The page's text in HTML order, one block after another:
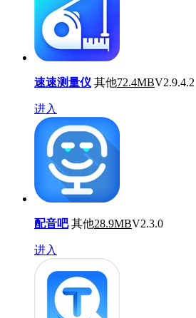
速速测量仪 其他72.4MBV2.9.4.2
进入
配音吧 其他28.9MBV2.3.0
进入